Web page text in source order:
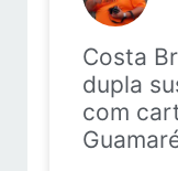
Costa
dupla
com